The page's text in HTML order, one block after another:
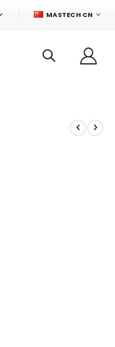
语
MASTECH CN